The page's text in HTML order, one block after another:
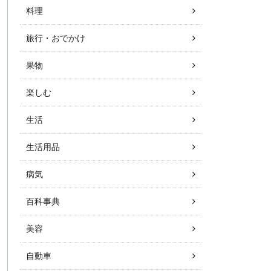
料理
旅行・おでかけ
果物
楽しむ
生活
生活用品
病気
百科事典
美容
自動車